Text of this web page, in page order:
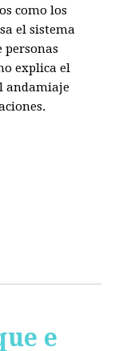
como los
el sistema
personas
explica el
andamiaje
e